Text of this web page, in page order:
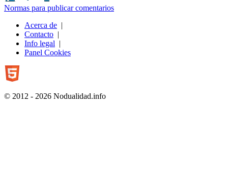
Normas para publicar comentarios
Acerca de |
Contacto |
Info legal |
Panel Cookies
© 2012 - 2026 Nodualidad.info